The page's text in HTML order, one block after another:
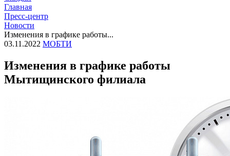
Главная
Пресс-центр
Новости
Изменения в графике работы...
03.11.2022 МОБТИ
Изменения в графике работы
Мытищинского филиала